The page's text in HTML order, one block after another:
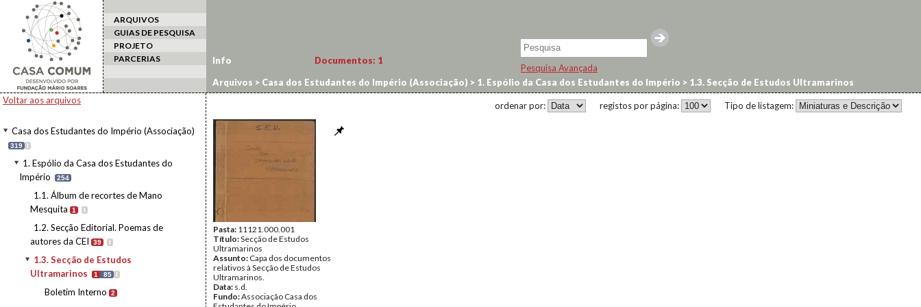
ARQUIVOS
GUIAS DE PESQUISA
PROJETO
PARCERIAS
Pesquisa Avançada
Voltar aos arquivos
Casa dos Estudantes do Império (Associação)
319 I
1. Espólio da Casa dos Estudantes do
Império
254
1.1. Álbum de recortes de Mano
Mesquita
1 I
1.2. Secção Editorial. Poemas de
autores da CEI
39 I
1.3. Secção de Estudos
Ultramarinos
1 85 I
Boletim Interno 2
Info Documentos: 1
Arquivos > Casa dos Estudantes do Império (Associação) > 1. Espólio da Casa dos Estudantes do Império > 1.3. Secção de Estudos Ultramarinos
Tipo de listagem:
registos por página:
ordenar por:
Pasta: 11121.000.001
Título:Secção de Estudos
Ultramarinos
Assunto: Capa dos documentos
relativos à Secção de Estudos
Ultramarinos.
Data: s.d.
Fundo:Associação Casa dos